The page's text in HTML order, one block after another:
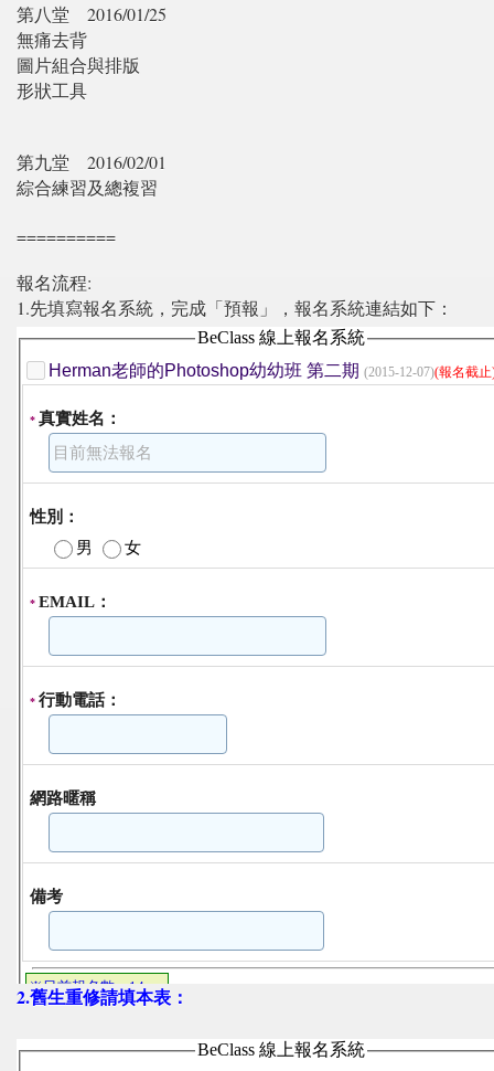
第八堂
2016/01/25
無痛去背
圖片組合與排版
形狀工具
第九堂
2016/02/01
綜合練習及總複習
==========
報名流程:
1.先填寫報名系統，完成「預報」，報名系統連結如下：
2.舊生重修請填本表：